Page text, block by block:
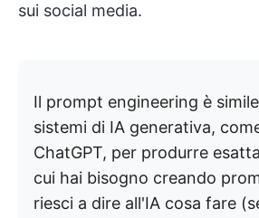
sui social media.
Il prompt engineering è
sistemi di IA generativa,
ChatGPT, per produrre
cui hai bisogno creando
riesci a dire all'IA cosa fare